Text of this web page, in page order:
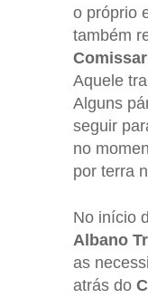
o próprio
também
Aquele
Alguns
seguir
no
por terra
No início
Albano
as
atrás do